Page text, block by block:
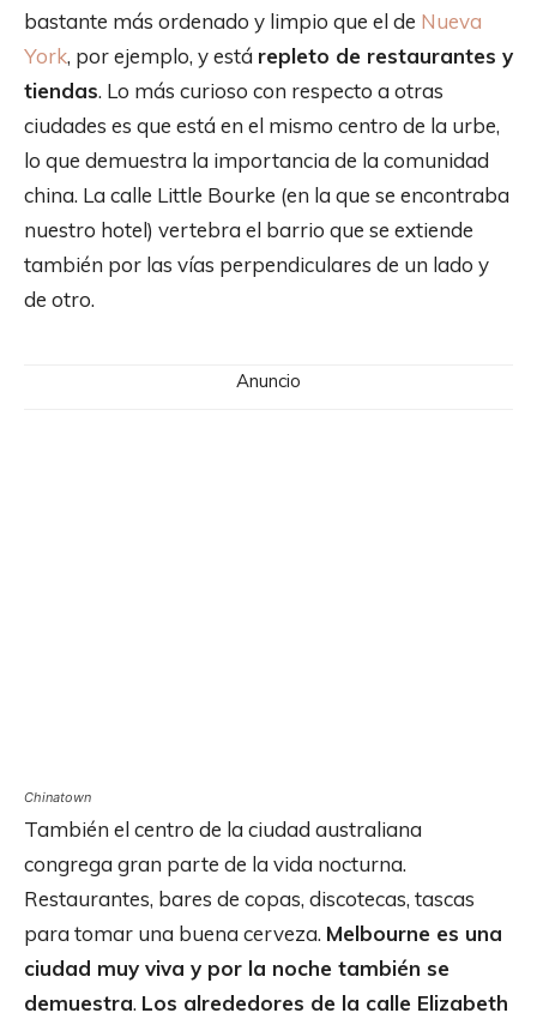
bastante más ordenado y limpio que el de Nueva
York, por ejemplo, y está repleto de restaurantes y
tiendas. Lo más curioso con respecto a otras
ciudades es que está en el mismo centro de la urbe,
lo que demuestra la importancia de la comunidad
china. La calle Little Bourke (en la que se encontraba
nuestro hotel) vertebra el barrio que se extiende
también por las vías perpendiculares de un lado y
de otro.
Anuncio
Chinatown
También el centro de la ciudad australiana
congrega gran parte de la vida nocturna.
Restaurantes, bares de copas, discotecas, tascas
para tomar una buena cerveza. Melbourne es una
ciudad muy viva y por la noche también se
demuestra. Los alrededores de la calle Elizabeth